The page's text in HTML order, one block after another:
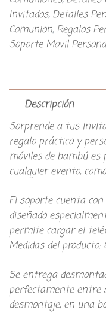
Invitados, Detalles
Comunion, Regalos
Soporte Movil
Descripción
Sorprende a tus
regalo práctico y
móviles de bambú
cualquier evento,
El soporte cuenta
diseñado
permite cargar el
Medidas del
Se entrega
perfectamente entre
desmontaje, en una